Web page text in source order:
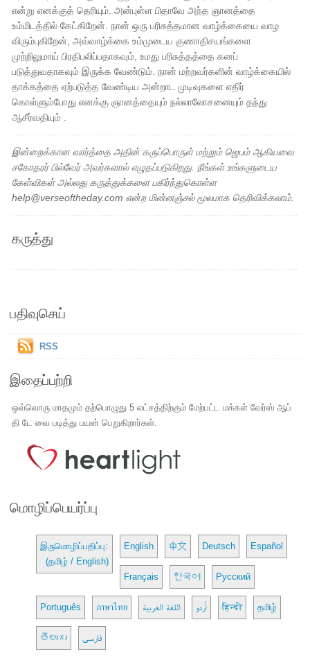
என்று எனக்குத் தெரியும். அன்புள்ள பிதாவே அந்த ஞானத்தை
உம்மிடத்தில் கேட்கிறேன். நான் ஒரு பரிசுத்தமான வாழ்க்கையை வாழ
விரும்புகிறேன், அவ்வாழ்க்கை உம்முடைய குணாதிசயங்களை
முற்றிலுமாய் பிரதிபலிப்பதாகவும், உமது பரிசுத்தத்தை கனப்
படுத்துவதாகவும் இருக்க வேண்டும். நான் மற்றவர்களின் வாழ்க்கையில்
தாக்கத்தை ஏற்படுத்த வேண்டிய அன்றாட முடிவுகளை எதிர்
கொள்ளும்போது எனக்கு ஞானத்தையும் நல்லாலோசனையும் தந்து
ஆசீர்வதியும் .
இன்றைக்கான வார்த்தை அதின் கருப்பொருள் மற்றும் ஜெபம் ஆகியவை
சகோதரர் பில்வேர் அவர்களால் எழுதப்படுகிறது. நீங்கள் உங்களுடைய
கேள்விகள் அல்லது கருத்துக்களை பகிர்ந்துகொள்ள
help@verseoftheday.com என்ற மின்னஞ்சல் மூலமாக தெரிவிக்கலாம்.
கருத்து
பதிவுசெய்
RSS
இதைப்பற்றி
ஒவ்வொரு மாதமும் தற்பொழுது 5 லட்சத்திற்கும் மேற்பட்ட மக்கள் வேர்ஸ் ஆப்
தி டே வை படித்து பயன் பெறுகிறார்கள்.
மொழிப்பெயர்ப்பு
இருமொழிப்பதிப்பு:
(தமிழ் / English)
English 中文 Deutsch Español
Français 한국어 Русский
Português ภาษาไทย اللغة العربية اُردو हिन्दी தமிழ்
తెలుగు فارسی